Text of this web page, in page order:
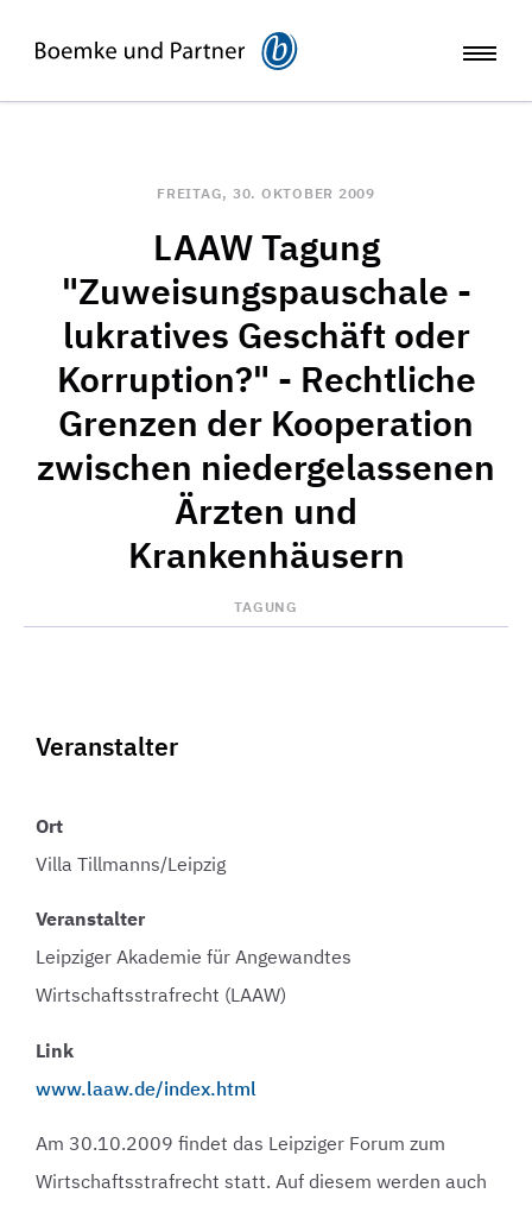
FREITAG, 30. OKTOBER 2009
LAAW Tagung
"Zuweisungspauschale -
lukratives Geschäft oder
Korruption?" - Rechtliche
Grenzen der Kooperation
zwischen niedergelassenen
Ärzten und
Krankenhäusern
TAGUNG
Veranstalter
Ort
Villa Tillmanns/Leipzig
Veranstalter
Leipziger Akademie für Angewandtes
Wirtschaftsstrafrecht (LAAW)
Link
www.laaw.de/index.html
Am 30.10.2009 findet das Leipziger Forum zum
Wirtschaftsstrafrecht statt. Auf diesem werden auch